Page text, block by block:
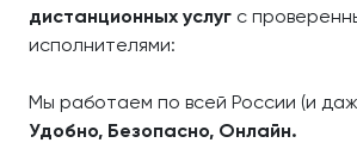
дистанционных услуг с
исполнителями:
Мы работаем по всей России (и
Удобно, Безопасно, Онлайн.